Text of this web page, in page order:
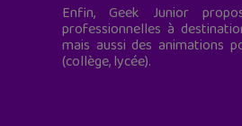
Enfin, Geek Junior
professionnelles à
mais aussi des animations
(collège, lycée).